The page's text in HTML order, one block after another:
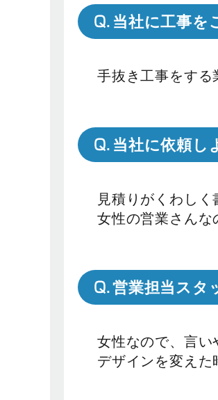
当社に工事を
手抜き工事をする
当社に依頼し
見積りがくわしく
女性の営業さんな
営業担当スタ
女性なので、言い
デザインを変えた